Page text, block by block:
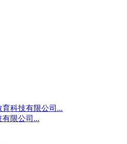
科技有限公司...
限公司...